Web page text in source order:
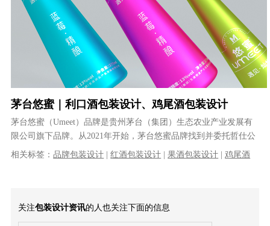
茅台悠蜜｜利口酒包装设计、鸡尾酒包装设计
茅台悠蜜（Umeet）品牌是贵州茅台（集团）生态农业产业发展有
限公司旗下品牌。从2021年开始，茅台悠蜜品牌找到并委托哲仕公
司开始了其旗下多个系列的产......
相关标签：品牌包装设计 |红酒包装设计 |果酒包装设计 |鸡尾酒
关注包装设计资讯的人也关注下面的信息